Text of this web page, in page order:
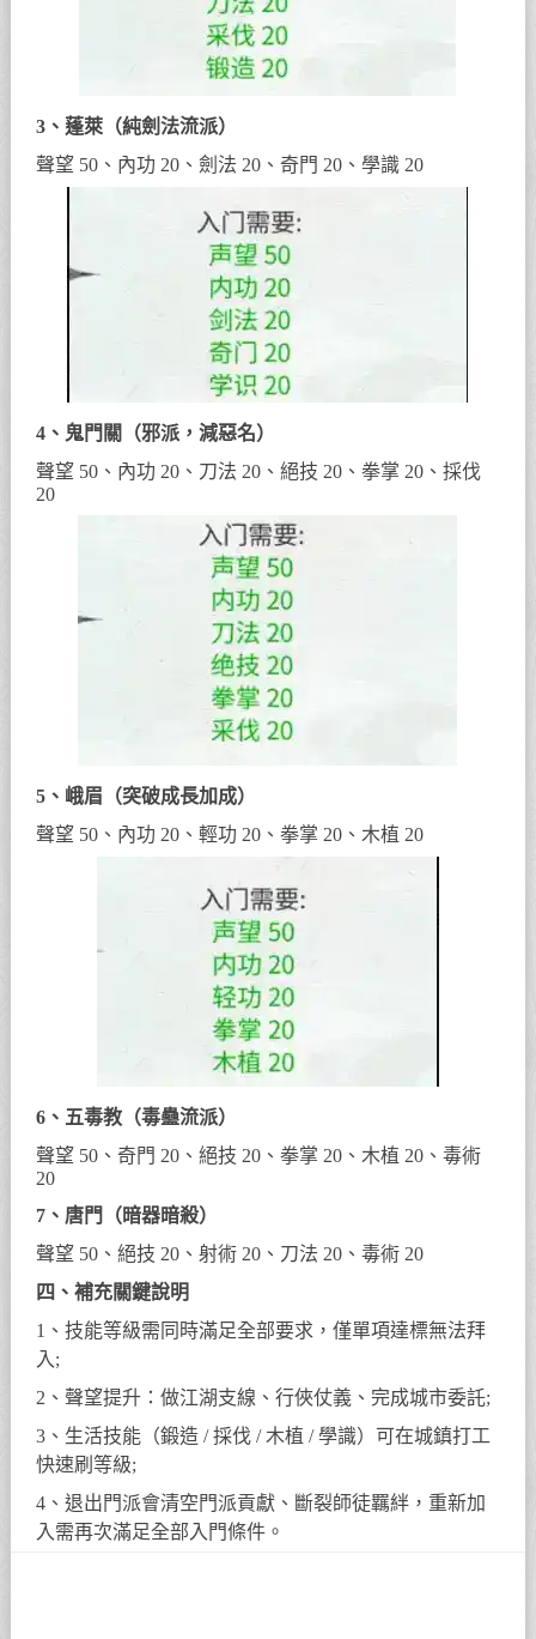
3、蓬萊（純劍法流派）
聲望 50、內功 20、劍法 20、奇門 20、學識 20
4、鬼門關（邪派，減惡名）
聲望 50、內功 20、刀法 20、絕技 20、拳掌 20、採伐
20
5、峨眉（突破成長加成）
聲望 50、內功 20、輕功 20、拳掌 20、木植 20
6、五毒教（毒蠱流派）
聲望 50、奇門 20、絕技 20、拳掌 20、木植 20、毒術
20
7、唐門（暗器暗殺）
聲望 50、絕技 20、射術 20、刀法 20、毒術 20
四、補充關鍵說明
1、技能等級需同時滿足全部要求，僅單項達標無法拜
入;
2、聲望提升：做江湖支線、行俠仗義、完成城市委託;
3、生活技能（鍛造 / 採伐 / 木植 / 學識）可在城鎮打工
快速刷等級;
4、退出門派會清空門派貢獻、斷裂師徒羈絆，重新加
入需再次滿足全部入門條件。